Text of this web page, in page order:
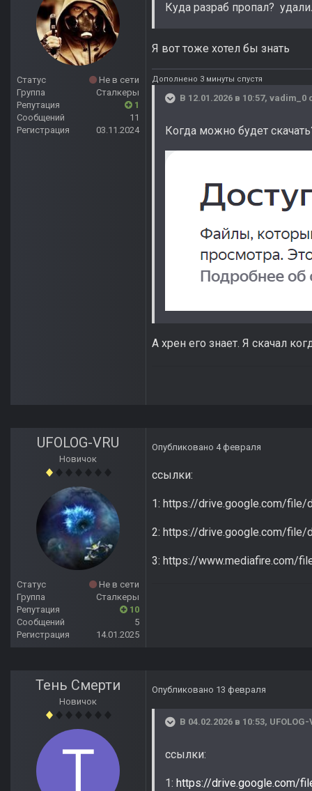
Статус
Не в сети
Группа
Сталкеры
Репутация
1
Сообщений
11
Регистрация
03.11.2024
Куда разраб пропал?
Я вот тоже хотел бы знать
Дополнено 3 минуты спустя
В 12.01.2026 в 10:57, vadim_0
Когда можно будет
А хрен его знает. Я скачал
UFOLOG-VRU
Новичок
Статус
Не в сети
Группа
Сталкеры
Репутация
10
Сообщений
5
Регистрация
14.01.2025
Опубликовано 4 февраля
ссылки:
1: https://drive.google.com/file/
2: https://drive.google.com/file/
3: https://www.mediafire.com/
Тень Смерти
Новичок
Опубликовано 13 февраля
В 04.02.2026 в 10:53, UFOLOG-
ссылки:
1: https://drive.google.com/